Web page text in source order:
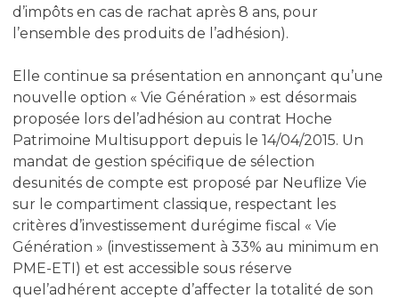
d’impôts en cas de rachat après 8 ans, pour
l’ensemble des produits de l’adhésion).
Elle continue sa présentation en annonçant qu’une
nouvelle option « Vie Génération » est désormais
proposée lors del’adhésion au contrat Hoche
Patrimoine Multisupport depuis le 14/04/2015. Un
mandat de gestion spécifique de sélection
desunités de compte est proposé par Neuflize Vie
sur le compartiment classique, respectant les
critères d’investissement durégime fiscal « Vie
Génération » (investissement à 33% au minimum en
PME-ETI) et est accessible sous réserve
quel’adhérent accepte d’affecter la totalité de son